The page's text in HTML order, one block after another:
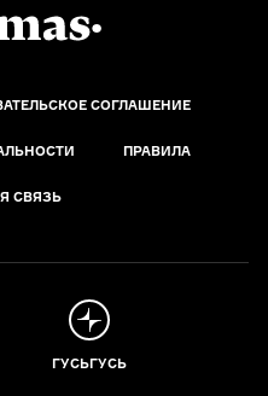
СОГЛАШЕНИЕ
ПРАВИЛА
СВЯЗЬ
ГУСЬГУСЬ